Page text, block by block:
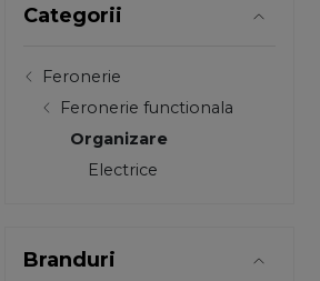
Categorii
Feronerie
Feronerie functionala
Organizare
Electrice
Branduri